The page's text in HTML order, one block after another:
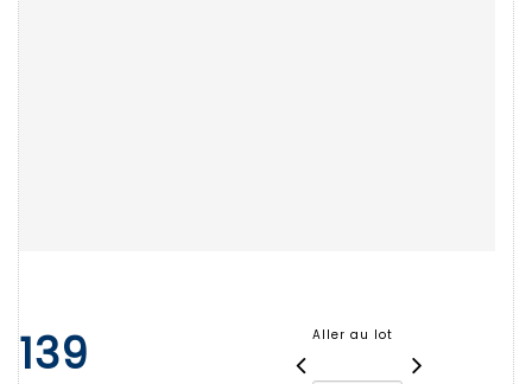
139 Aller au lot